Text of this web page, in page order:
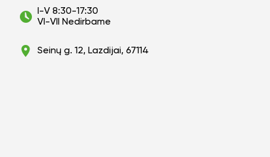
I-V 8:30-17:30
VI-VII Nedirbame
Seinų g. 12, Lazdijai, 67114